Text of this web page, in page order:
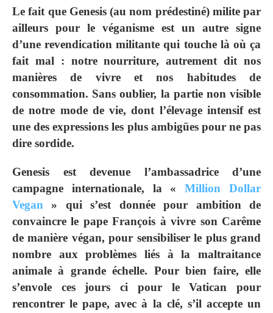
Le fait que Genesis (au nom prédestiné) milite par
ailleurs pour le véganisme est un autre signe
d’une revendication militante qui touche là où ça
fait mal : notre nourriture, autrement dit nos
manières de vivre et nos habitudes de
consommation. Sans oublier, la partie non visible
de notre mode de vie, dont l’élevage intensif est
une des expressions les plus ambigües pour ne pas
dire sordide.
Genesis est devenue l’ambassadrice d’une
campagne internationale, la «Million Dollar
Vegan » qui s’est donnée pour ambition de
convaincre le pape François à vivre son Carême
de manière végan, pour sensibiliser le plus grand
nombre aux problèmes liés à la maltraitance
animale à grande échelle. Pour bien faire, elle
s’envole ces jours ci pour le Vatican pour
rencontrer le pape, avec à la clé, s’il accepte un